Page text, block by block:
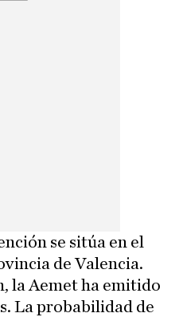
se sitúa en el
de Valencia.
la Aemet ha emitido
La probabilidad de